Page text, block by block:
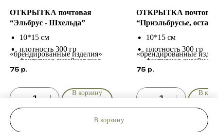
В корзину
ОТКРЫТКА почтовая
“Эльбрус - Шхельда”
10*15 см
плотность 300 гр
фактурная дизайнерская
бумага
разделе
«брендированные изделия»
75 р.
В корзину
ОТКРЫТКА почтовая
“Приэльбрусье,
время”
10*15 см
плотность 300 гр
фактурная
бумага
разделе
«брендированные
75 р.
В